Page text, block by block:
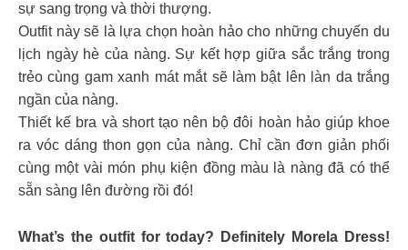
sự sang trọng và thời thượng.
Outfit này sẽ là lựa chọn hoàn hảo cho những chuyến du
lịch ngày hè của nàng. Sự kết hợp giữa sắc trắng trong
trẻo cùng gam xanh mát mắt sẽ làm bật lên làn da trắng
ngần của nàng.
Thiết kế bra và short tạo nên bộ đôi hoàn hảo giúp khoe
ra vóc dáng thon gọn của nàng. Chỉ cần đơn giản phối
cùng một vài món phụ kiện đồng màu là nàng đã có thể
sẵn sàng lên đường rồi đó!
What’s the outfit for today? Definitely Morela Dress!